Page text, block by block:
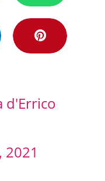
d'Errico
2021